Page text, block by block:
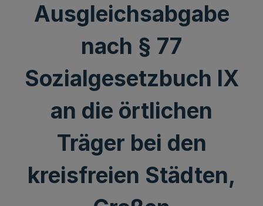
Ausgleichsabgabe
nach § 77
Sozialgesetzbuch IX
an die örtlichen
Träger bei den
kreisfreien Städten,